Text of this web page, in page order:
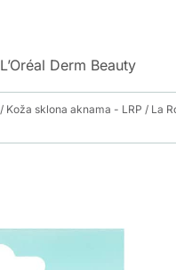
L’Oréal Derm Beauty
/ Koža sklona aknama - LRP / La